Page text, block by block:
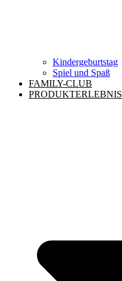
Kindergeburtstag
Spiel und Spaß
FAMILY-CLUB
PRODUKTERLEBNIS